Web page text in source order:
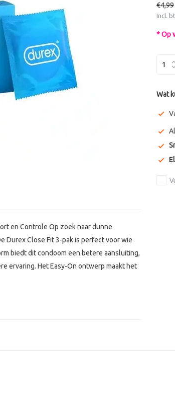
en Controle Op zoek naar dunne
Durex Close Fit 3-pak is perfect voor wie
biedt dit condoom een betere aansluiting,
ervaring. Het Easy-On ontwerp maakt het
€4,99
Incl.
* Op
Wat